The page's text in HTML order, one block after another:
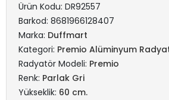
Ürün Kodu: DR92557
Barkod: 8681966128407
Marka: Duffmart
Kategori: Premio Alüminyum
Radyatör Modeli: Premio
Renk: Parlak Gri
Yükseklik: 60 cm.